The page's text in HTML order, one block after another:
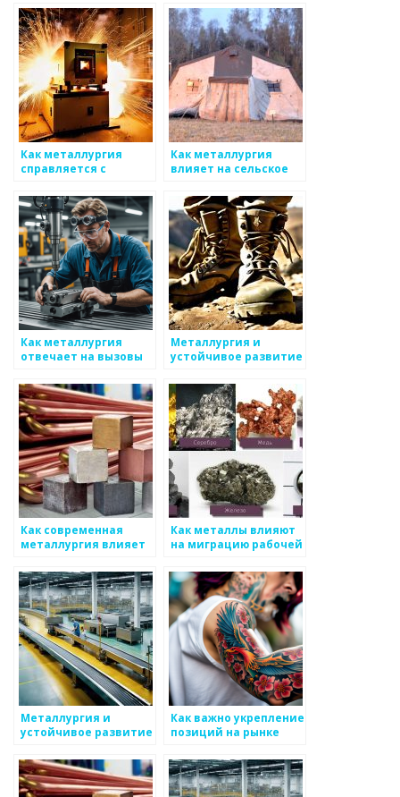
общества
Как металлургия
справляется с
Как металлургия
влияет на сельское
Как металлургия
отвечает на вызовы
Металлургия и
устойчивое развитие
Как современная
металлургия влияет
Как металлы влияют
на миграцию рабочей
Металлургия и
устойчивое развитие
Как важно укрепление
позиций на рынке